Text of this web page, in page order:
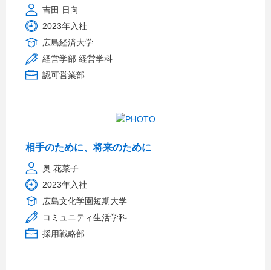
吉田 日向
2023年入社
広島経済大学
経営学部 経営学科
認可営業部
相手のために、将来のために
奥 花菜子
2023年入社
広島文化学園短期大学
コミュニティ生活学科
採用戦略部